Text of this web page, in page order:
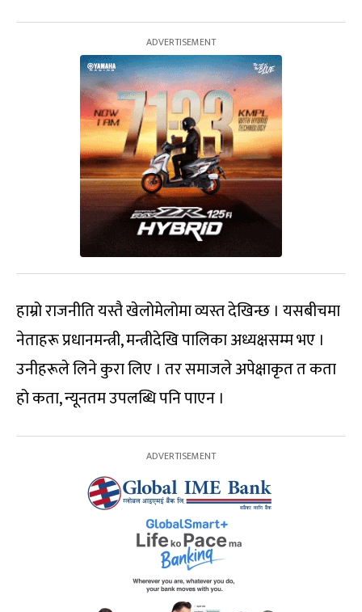
हाम्रो राजनीति यस्तै खेलोमेलोमा व्यस्त देखिन्छ । यसबीचमा
नेताहरू प्रधानमन्त्री, मन्त्रीदेखि पालिका अध्यक्षसम्म भए ।
उनीहरूले लिने कुरा लिए । तर समाजले अपेक्षाकृत त कता
हो कता, न्यूनतम उपलब्धि पनि पाएन ।